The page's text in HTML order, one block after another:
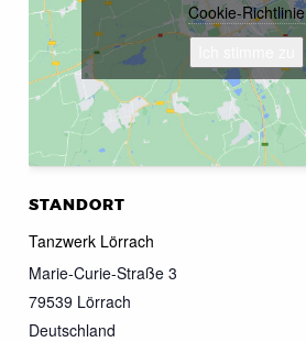
STANDORT
Tanzwerk Lörrach
Marie-Curie-Straße 3
79539 Lörrach
Deutschland
Cookie-Richtlinie